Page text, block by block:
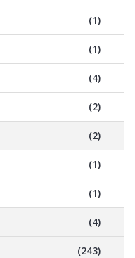
(1)
(1)
(4)
(2)
(2)
(1)
(1)
(4)
(243)